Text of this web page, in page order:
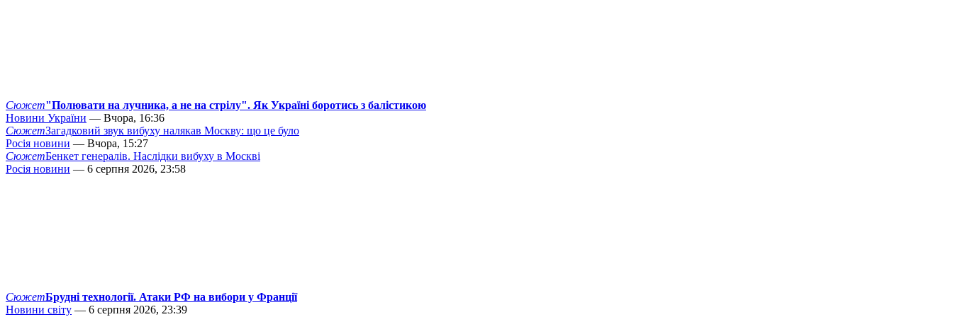
Сюжет"Полювати на лучника, а не на стрілу". Як Україні боротись з балістикою
Новини України — Вчора, 16:36
СюжетЗагадковий звук вибуху налякав Москву: що це було
Росія новини — Вчора, 15:27
СюжетБенкет генералів. Наслідки вибуху в Москві
Росія новини — 6 серпня 2026, 23:58
СюжетБрудні технології. Атаки РФ на вибори у Франції
Новини світу — 6 серпня 2026, 23:39